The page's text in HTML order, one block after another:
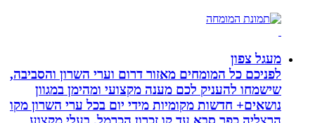
מעגל צפון
לפניכם כל המומחים מאזור דרום וערי השרון והסביבה,
שישמחו להעניק לכם מענה מקצועי ומהימן במגוון
נושאים+ חדשות מקומיות מידי יום בכל ערי השרון מקו